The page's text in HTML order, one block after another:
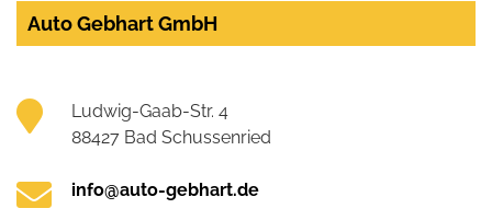
Auto Gebhart GmbH
Ludwig-Gaab-Str. 4
88427 Bad Schussenried
info@auto-gebhart.de